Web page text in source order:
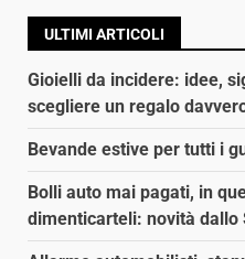
ULTIMI ARTICOLI
Gioielli da incidere: idee,
scegliere un regalo
Bevande estive per tutti i
Bolli auto mai pagati, in
dimenticarteli: novità dallo